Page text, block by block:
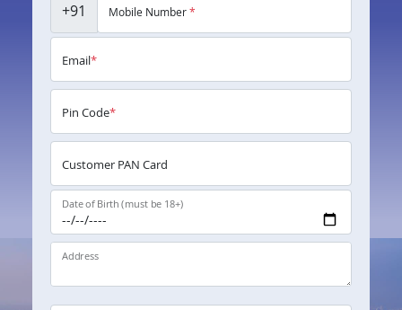
+91 Mobile Number*
Email*
Pin Code*
Customer PAN Card
Date of Birth (must be 18+)
Address